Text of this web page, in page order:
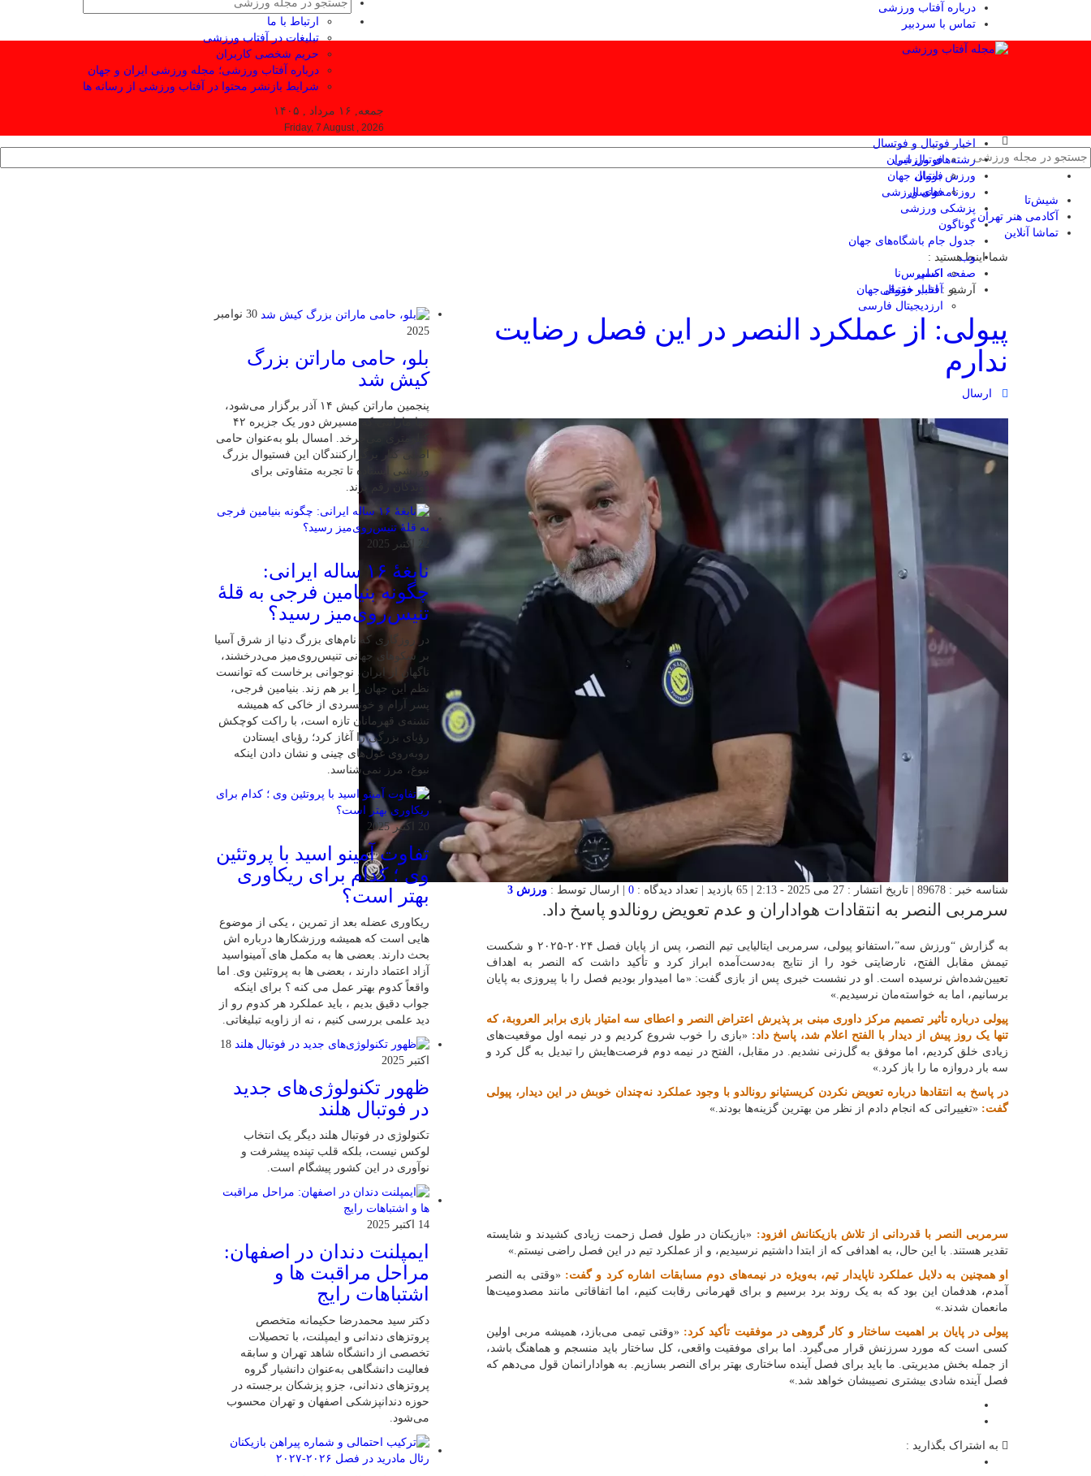
درباره آفتاب ورزشی
تماس با سردبیر
ارتباط با ما
تبلیغات در آفتاب ورزشی
حریم شخصی کاربران
درباره آفتاب ورزشی؛ مجله ورزشی ایران و جهان
شرایط بازنشر محتوا در آفتاب ورزشی از رسانه ها
جمعه, ۱۶ مرداد , ۱۴۰۵
Friday, 7 August , 2026
اخبار فوتبال و فوتسال
فوتبال ایران
فوتبال جهان
فوتسال
رشته‌های ورزشی
ورزش بانوان
روزنامه‌های ورزشی
پزشکی ورزشی
گوناگون
جدول جام باشگاه‌های جهان
وب
اکسپرس‌نا
آفتاب حقوقی
ارزدیجیتال فارسی
شیش‌تا
آکادمی هنر تهران
تماشا آنلاین
شما اینجا هستید :
صفحه اصلی
آرشیو :اخبار فوتبال جهان
پیولی: از عملکرد النصر در این فصل رضایت
ندارم
ارسال
شناسه خبر : 89678 | تاریخ انتشار : 27 می 2025 - 2:13 | 65 بازدید | تعداد دیدگاه : 0 | ارسال توسط : ورزش 3
سرمربی النصر به انتقادات هواداران و عدم تعویض رونالدو پاسخ داد.
به گزارش “ورزش سه”،استفانو پیولی، سرمربی ایتالیایی تیم النصر، پس از پایان فصل ۲۰۲۴-۲۰۲۵ و شکست
تیمش مقابل الفتح، نارضایتی خود را از نتایج به‌دست‌آمده ابراز کرد و تأکید داشت که النصر به اهداف
تعیین‌شده‌اش نرسیده است. او در نشست خبری پس از بازی گفت: «ما امیدوار بودیم فصل را با پیروزی به پایان
برسانیم، اما به خواسته‌مان نرسیدیم.»
پیولی درباره تأثیر تصمیم مرکز داوری مبنی بر پذیرش اعتراض النصر و اعطای سه امتیاز بازی برابر العروبة، که
تنها یک روز پیش از دیدار با الفتح اعلام شد، پاسخ داد: «بازی را خوب شروع کردیم و در نیمه اول موقعیت‌های
زیادی خلق کردیم، اما موفق به گل‌زنی نشدیم. در مقابل، الفتح در نیمه دوم فرصت‌هایش را تبدیل به گل کرد و
سه بار دروازه ما را باز کرد.»
در پاسخ به انتقادها درباره تعویض نکردن کریستیانو رونالدو با وجود عملکرد نه‌چندان خوبش در این دیدار، پیولی
گفت: «تغییراتی که انجام دادم از نظر من بهترین گزینه‌ها بودند.»
سرمربی النصر با قدردانی از تلاش بازیکنانش افزود: «بازیکنان در طول فصل زحمت زیادی کشیدند و شایسته
تقدیر هستند. با این حال، به اهدافی که از ابتدا داشتیم نرسیدیم، و از عملکرد تیم در این فصل راضی نیستم.»
او همچنین به دلایل عملکرد ناپایدار تیم، به‌ویژه در نیمه‌های دوم مسابقات اشاره کرد و گفت:«وقتی به النصر
آمدم، هدفمان این بود که به یک روند برد برسیم و برای قهرمانی رقابت کنیم، اما اتفاقاتی مانند مصدومیت‌ها
مانعمان شدند.»
پیولی در پایان بر اهمیت ساختار و کار گروهی در موفقیت تأکید کرد: «وقتی تیمی می‌بازد، همیشه مربی اولین
کسی است که مورد سرزنش قرار می‌گیرد. اما برای موفقیت واقعی، کل ساختار باید منسجم و هماهنگ باشد،
از جمله بخش مدیریتی. ما باید برای فصل آینده ساختاری بهتر برای النصر بسازیم. به هوادارانمان قول می‌دهم که
فصل آینده شادی بیشتری نصیبشان خواهد شد.»
به اشتراک بگذارید :
30 نوامبر
2025
بلو، حامی ماراتن بزرگ
کیش شد
پنجمین ماراتن کیش ۱۴ آذر برگزار می‌شود،
تنها ماراتنی که مسیرش دور یک جزیره ۴۲
کیلومتری می‌چرخد. امسال بلو به‌عنوان حامی
اصلی کنار برگزارکنندگان این فستیوال بزرگ
ورزشی ایستاده تا تجربه متفاوتی برای
دوندگان رقم بزند.
نابغهٔ ۱۶ ساله ایرانی:
چگونه بنیامین فرجی به قلهٔ
تنیس‌روی‌میز رسید؟
در روزگاری که نام‌های بزرگ دنیا از شرق آسیا
بر سکوهای جهانی تنیس‌روی‌میز می‌درخشند،
ناگهان از ایران، نوجوانی برخاست که توانست
نظم این جهان را بر هم زند. بنیامین فرجی،
پسر آرام و خونسردی از خاکی که همیشه
تشنه‌ی قهرمانان تازه است، با راکت کوچکش
رؤیای بزرگی را آغاز کرد؛ رؤیای ایستادن
روبه‌روی غول‌های چینی و نشان دادن اینکه
نبوغ، مرز نمی‌شناسد.
20 اکتبر 2025
تفاوت آمینو اسید با پروتئین
وی ؛ کدام برای ریکاوری
بهتر است؟
ریکاوری عضله بعد از تمرین ، یکی از موضوع‌
هایی‌ است که همیشه ورزشکارها درباره‌ اش
بحث دارند. بعضی‌ ها به مکمل‌ های آمینواسید
آزاد اعتماد دارند ، بعضی‌ ها به پروتئین وی. اما
واقعاً کدوم بهتر عمل می‌ کنه ؟ برای اینکه
جواب دقیق بدیم ، باید عملکرد هر کدوم رو از
دید علمی بررسی کنیم ، نه از زاویه تبلیغاتی.
18
اکتبر 2025
ظهور تکنولوژی‌های جدید
در فوتبال هلند
تکنولوژی در فوتبال هلند دیگر یک انتخاب
لوکس نیست، بلکه قلب تپنده پیشرفت و
نوآوری در این کشور پیشگام است.
14 اکتبر 2025
ایمپلنت دندان در اصفهان:
مراحل مراقبت ها و
اشتباهات رایج
دکتر سید محمدرضا حکیمانه متخصص
پروتزهای دندانی و ایمپلنت، با تحصیلات
تخصصی از دانشگاه شاهد تهران و سابقه
فعالیت دانشگاهی به‌عنوان دانشیار گروه
پروتزهای دندانی، جزو پزشکان برجسته در
حوزه دندانپزشکی اصفهان و تهران محسوب
می‌شود.